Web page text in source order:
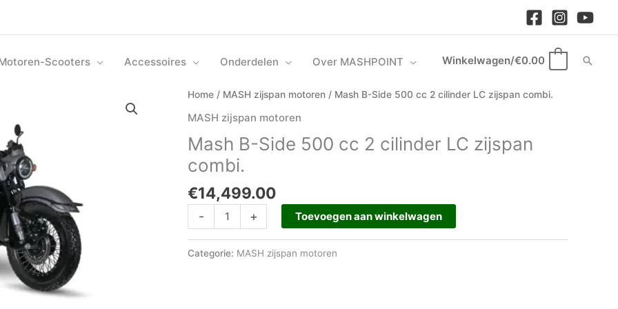
Scooters Accessoires Onderdelen Over MASHPOINT Winkelwagen/€0.00
Home / MASH zijspan motoren / Mash B-Side 500 cc 2 cilinder LC zijspan combi.
MASH zijspan motoren
Mash B-Side 500 cc 2 cilinder LC zijspan
combi.
€14,499.00
-
Mash
500
cc
2
cilinder
LC
zijspan
combi.
aantal
+ Toevoegen aan winkelwagen
Categorie: MASH zijspan motoren